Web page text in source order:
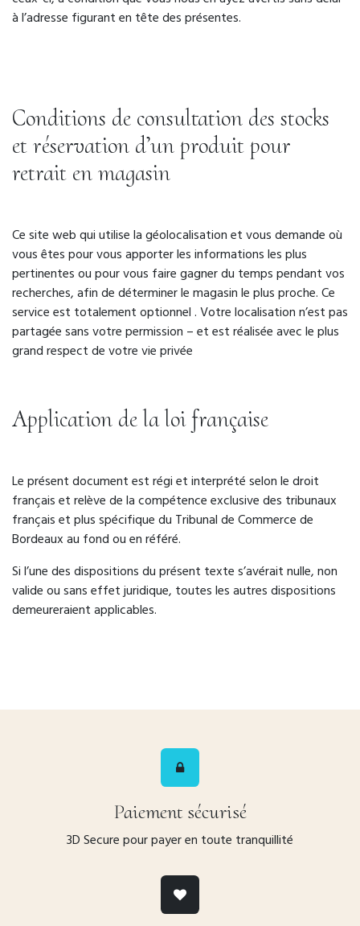
à l’adresse figurant en tête des présentes.
Conditions de consultation des stocks
et réservation d’un produit pour
retrait en magasin
Ce site web qui utilise la géolocalisation et vous demande où
vous êtes pour vous apporter les informations les plus
pertinentes ou pour vous faire gagner du temps pendant vos
recherches, afin de déterminer le magasin le plus proche. Ce
service est totalement optionnel . Votre localisation n’est pas
partagée sans votre permission – et est réalisée avec le plus
grand respect de votre vie privée
Application de la loi française
Le présent document est régi et interprété selon le droit
français et relève de la compétence exclusive des tribunaux
français et plus spécifique du Tribunal de Commerce de
Bordeaux au fond ou en référé.
Si l’une des dispositions du présent texte s’avérait nulle, non
valide ou sans effet juridique, toutes les autres dispositions
demeureraient applicables.
Paiement sécurisé
3D Secure pour payer en toute tranquillité